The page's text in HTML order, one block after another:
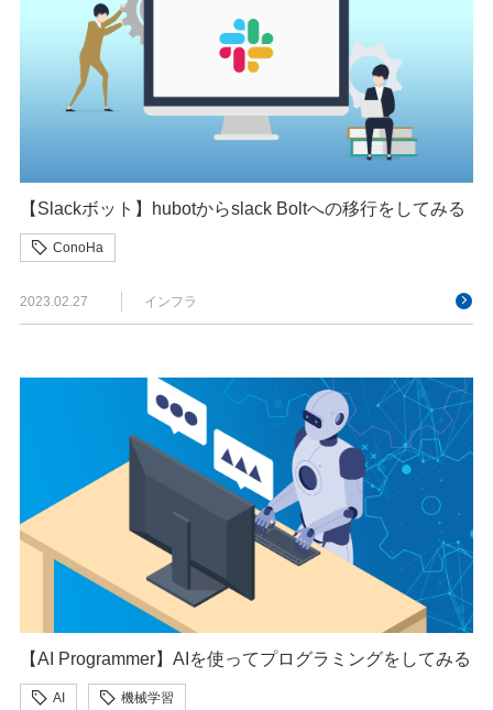
【Slackボット】hubotからslack Boltへの移行をしてみる
ConoHa
2023.02.27 インフラ
【AI Programmer】AIを使ってプログラミングをしてみる
AI 機械学習